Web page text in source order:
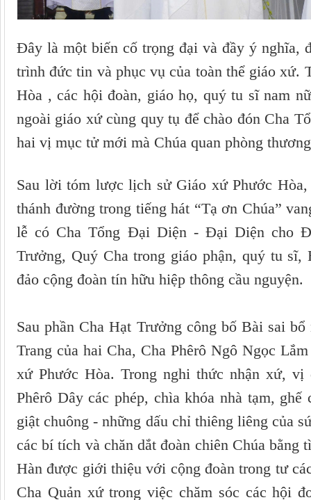
Đây là một biến cố trọng đại và đầy ý nghĩa,
trình đức tin và phục vụ của toàn thể giáo xứ.
Hòa , các hội đoàn, giáo họ, quý tu sĩ nam
ngoài giáo xứ cùng quy tụ để chào đón Cha
hai vị mục tử mới mà Chúa quan phòng
Sau lời tóm lược lịch sử Giáo xứ Phước
thánh đường trong tiếng hát “Tạ ơn Chúa”
lễ có Cha Tổng Đại Diện - Đại Diện cho
Trưởng, Quý Cha trong giáo phận, quý tu
đảo cộng đoàn tín hữu hiệp thông cầu nguyện.
Sau phần Cha Hạt Trưởng công bố Bài sai
Trang của hai Cha, Cha Phêrô Ngô Ngọc
xứ Phước Hòa. Trong nghi thức nhận xứ,
Phêrô Dây các phép, chìa khóa nhà tạm,
giật chuông - những dấu chỉ thiêng liêng của
các bí tích và chăn dắt đoàn chiên Chúa
Hàn được giới thiệu với cộng đoàn trong tư
Cha Quản xứ trong việc chăm sóc các hội